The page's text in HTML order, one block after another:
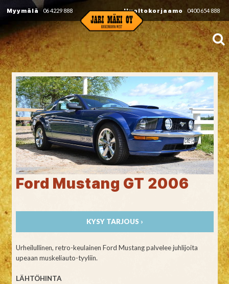
Myymälä 06 4229 888 Huoltokorjaamo 0400 654 888
Ford Mustang GT 2006
KYSY TARJOUS ›
Urheilullinen, retro-keulainen Ford Mustang palvelee juhlijoita
upeaan muskeliauto-tyyliin.
LÄHTÖHINTA